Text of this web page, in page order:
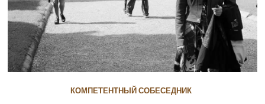
КОМПЕТЕНТНЫЙ СОБЕСЕДНИК